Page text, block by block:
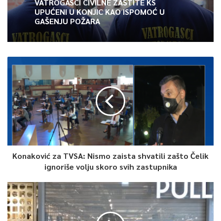
Cijelu emisiju možete pogledatiOVDJE.
Article Rating
VATROGASCI CIVILNE ZAŠTITE KS
UPUĆENI U KONJIC KAO ISPOMOĆ U
GAŠENJU POŽARA
Konaković za TVSA: Nismo zaista shvatili zašto Čelik
ignoriše volju skoro svih zastupnika